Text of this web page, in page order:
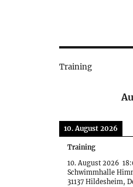
Training
10. August 2026
Training
10. August 2026
Schwimmhalle
31137 Hildesheim,